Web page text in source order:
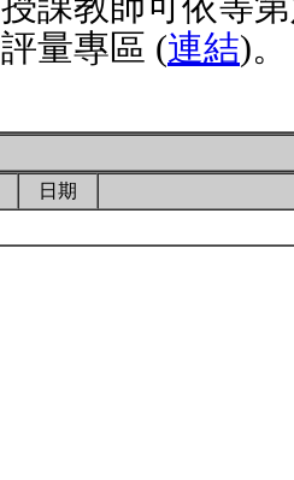
評量專區 (連結)。
日期